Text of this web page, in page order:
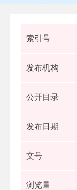
索引号
发布机构
公开目录
发布日期
文号
浏览量